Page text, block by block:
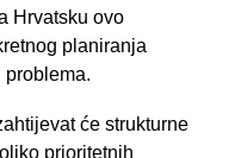
Hrvatsku ovo
planiranja
problema.
će strukturne
prioritetnih